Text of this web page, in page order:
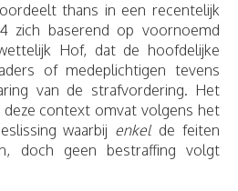
thans in een recentelijk
zich baserend op voornoemd
Hof, dat de hoofdelijke
of medeplichtigen tevens
van de strafvordering. Het
deze context omvat volgens het
waarbij enkel de feiten
doch geen bestraffing volgt